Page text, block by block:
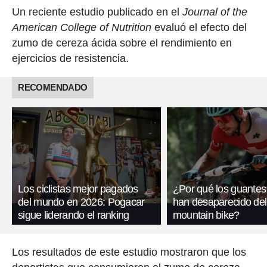
Un reciente estudio publicado en el Journal of the
American College of Nutritionevaluó el efecto del
zumo de cereza ácida sobre el rendimiento en
ejercicios de resistencia.
RECOMENDADO
Los ciclistas mejor pagados
del mundo en 2026: Pogacar
sigue liderando el ranking
¿Por qué los
han desaparecido del
mountain bike?
Los resultados de este estudio mostraron que los